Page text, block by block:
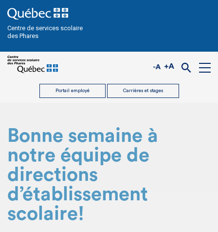
Centre de services scolaire
des Phares
Portail employé Carrières et stages
Bonne semaine à
notre équipe de
directions
d’établissement
scolaire!